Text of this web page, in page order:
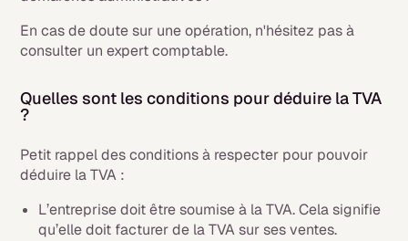
En cas de doute sur une opération, n'hésitez pas à
consulter un expert comptable.
Quelles sont les conditions pour déduire la TVA
?
Petit rappel des conditions à respecter pour pouvoir
déduire la TVA :
L’entreprise doit être soumise à la TVA. Cela signifie
qu’elle doit facturer de la TVA sur ses ventes.